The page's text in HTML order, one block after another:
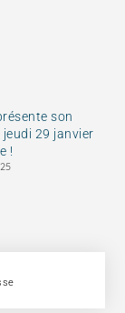
son
29 janvier
!